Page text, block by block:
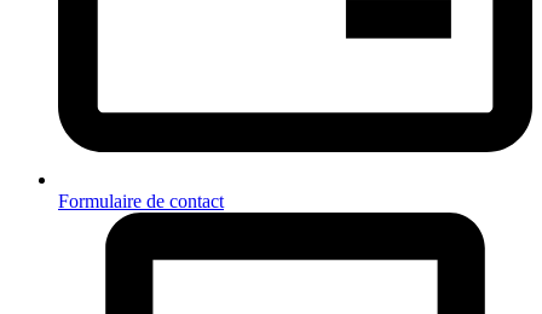
Formulaire de contact